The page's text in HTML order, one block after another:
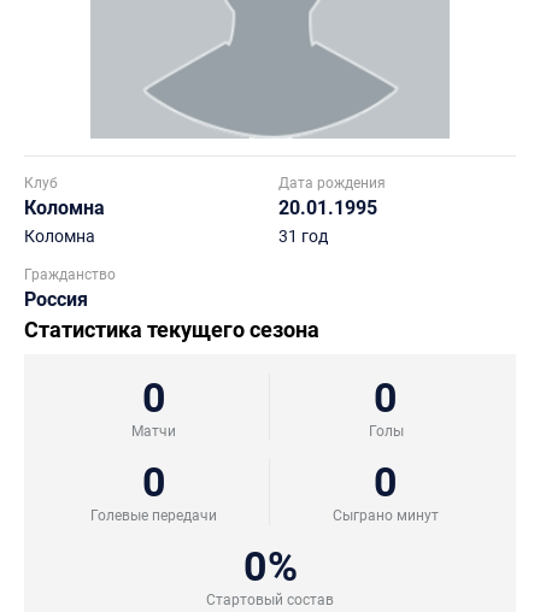
Клуб
Коломна
Коломна
Дата рождения
20.01.1995
31 год
Гражданство
Россия
Статистика текущего сезона
0
Матчи
0
Голы
0
Голевые передачи
0
Сыграно минут
0%
Стартовый состав